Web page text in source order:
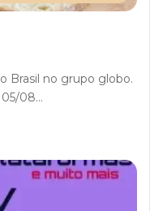
Brasil no grupo globo.
05/08…